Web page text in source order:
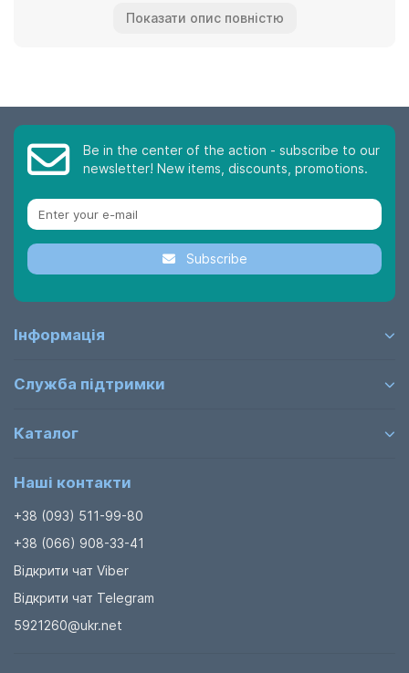
трьох варіантах: 1 – фанера, 2 – поролон та шкір зам, 3
Кресла випускаються великими партіями, і
закуповується матерія, оббивка, гобелен шкір-зам,
теж великими партіями. Тому асортименти за квітами
дуже маленький. В основному коричневий колір, кава
ці кольори досить красиво виглядають в актових та
інших конференц-залах.
Доставку крісел можемо робити не лише до Києва, а й
по всій Україні будь-якими службами перевезень.
Використані ключові слова для цього розділу:
крісла, конференц,зали
Показати опис повністю
Be in the center of the action - subscribe to our
newsletter! New items, discounts, promotions.
Subscribe
Інформація
Служба підтримки
Каталог
Наші контакти
+38 (093) 511-99-80
+38 (066) 908-33-41
Відкрити чат Viber
Відкрити чат Telegram
5921260@ukr.net